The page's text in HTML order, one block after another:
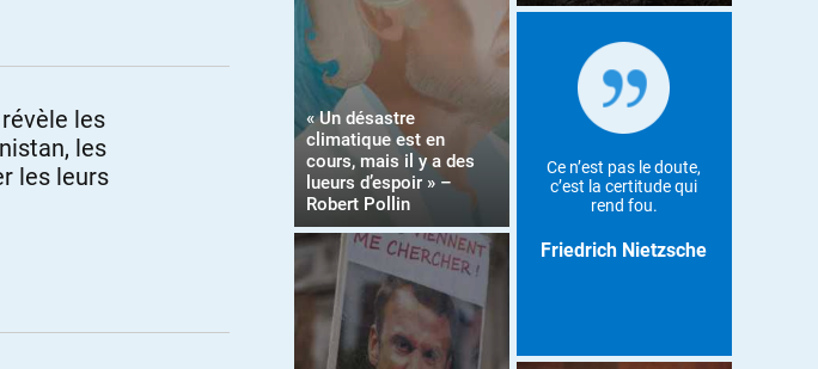
les
les
les leurs
« Un désastre
climatique est en
cours, mais il y a des
lueurs d’espoir » –
Robert Pollin
Ce n’est pas le doute,
c’est la certitude qui
rend fou.
Friedrich Nietzsche